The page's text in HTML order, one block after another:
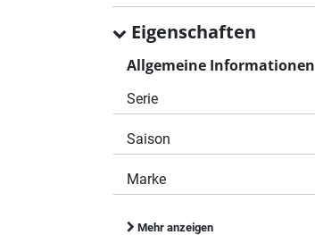
Eigenschaften
Allgemeine Informationen
Serie
Saison
Marke
Mehr anzeigen